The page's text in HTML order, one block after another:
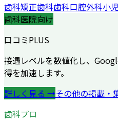
歯科矯正歯科歯科口腔外科小
歯科医院向け
口コミPLUS
接遇レベルを数値化し、
得を加速します。
詳しく見る →その他の掲載・
歯科プロ